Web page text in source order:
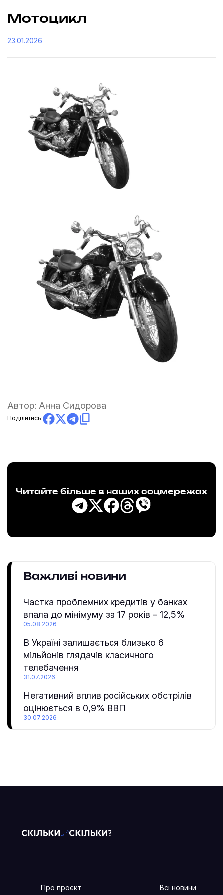
Мотоцикл
23.01.2026
Автор: Анна Сидорова
Поділитись:
Читайте більше в наших соцмережах
Важливі новини
Частка проблемних кредитів у банках
впала до мінімуму за 17 років – 12,5%
05.08.2026
В Україні залишається близько 6
мільйонів глядачів класичного
телебачення
31.07.2026
Негативний вплив російських обстрілів
оцінюється в 0,9% ВВП
30.07.2026
Про проєкт
Всі новини